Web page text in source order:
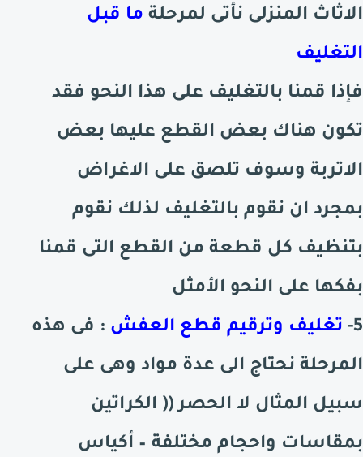
الاثاث المنزلى نأتى لمرحلة ما قبل
التغليف
فإذا قمنا بالتغليف على هذا النحو فقد
تكون هناك بعض القطع عليها بعض
الاتربة وسوف تلصق على الاغراض
بمجرد ان نقوم بالتغليف لذلك نقوم
بتنظيف كل قطعة من القطع التى قمنا
بفكها على النحو الأمثل
5- تغليف وترقيم قطع العفش : فى هذه
المرحلة نحتاج الى عدة مواد وهى على
سبيل المثال لا الحصر (( الكراتين
بمقاسات واحجام مختلفة – أكياس